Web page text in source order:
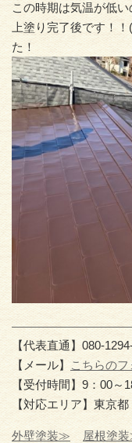
この時期は気温が低
上塗り完了後です！
た！
【代表直通】080-
【メール】 こちらの
【受付時間】9：00～
【対応エリア】東京
外壁塗装≫ 屋根塗